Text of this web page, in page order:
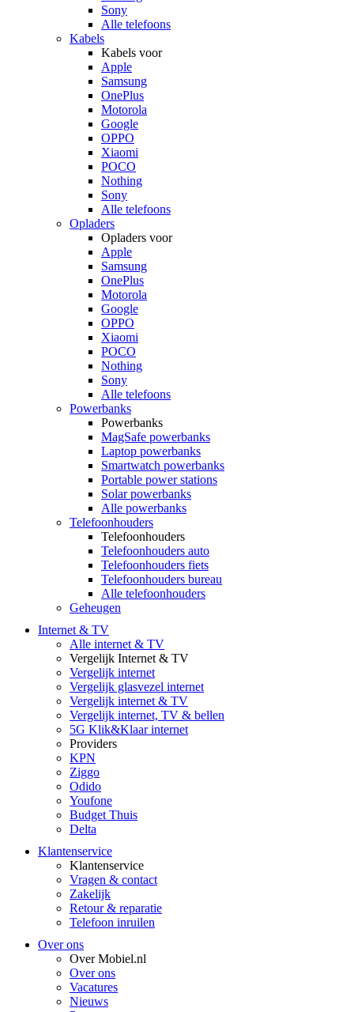
Sony
Alle telefoons
Kabels
Kabels voor
Apple
Samsung
OnePlus
Motorola
Google
OPPO
Xiaomi
POCO
Nothing
Sony
Alle telefoons
Opladers
Opladers voor
Apple
Samsung
OnePlus
Motorola
Google
OPPO
Xiaomi
POCO
Nothing
Sony
Alle telefoons
Powerbanks
Powerbanks
MagSafe powerbanks
Laptop powerbanks
Smartwatch powerbanks
Portable power stations
Solar powerbanks
Alle powerbanks
Telefoonhouders
Telefoonhouders
Telefoonhouders auto
Telefoonhouders fiets
Telefoonhouders bureau
Alle telefoonhouders
Geheugen
Internet & TV
Alle internet & TV
Vergelijk Internet & TV
Vergelijk internet
Vergelijk glasvezel internet
Vergelijk internet & TV
Vergelijk internet, TV & bellen
5G Klik&Klaar internet
Providers
KPN
Ziggo
Odido
Youfone
Budget Thuis
Delta
Klantenservice
Klantenservice
Vragen & contact
Zakelijk
Retour & reparatie
Telefoon inruilen
Over ons
Over Mobiel.nl
Over ons
Vacatures
Nieuws